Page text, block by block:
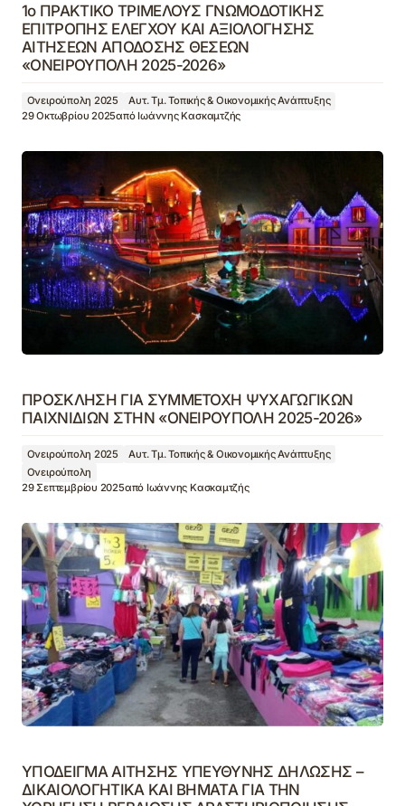
1ο ΠΡΑΚΤΙΚΟ ΤΡΙΜΕΛΟΥΣ ΓΝΩΜΟΔΟΤΙΚΗΣ
ΕΠΙΤΡΟΠΗΣ ΕΛΕΓΧΟΥ ΚΑΙ ΑΞΙΟΛΟΓΗΣΗΣ
ΑΙΤΗΣΕΩΝ ΑΠΟΔΟΣΗΣ ΘΕΣΕΩΝ
«ΟΝΕΙΡΟΥΠΟΛΗ 2025-2026»
Ονειρούπολη 2025
Αυτ. Τμ. Τοπικής & Οικονομικής Ανάπτυξης
29 Οκτωβρίου 2025από Ιωάννης Κασκαμτζής
ΠΡΟΣΚΛΗΣΗ ΓΙΑ ΣΥΜΜΕΤΟΧΗ ΨΥΧΑΓΩΓΙΚΩΝ
ΠΑΙΧΝΙΔΙΩΝ ΣΤΗΝ «ΟΝΕΙΡΟΥΠΟΛΗ 2025-2026»
Ονειρούπολη 2025
Αυτ. Τμ. Τοπικής & Οικονομικής Ανάπτυξης
Ονειρούπολη
29 Σεπτεμβρίου 2025από Ιωάννης Κασκαμτζής
ΥΠΟΔΕΙΓΜΑ ΑΙΤΗΣΗΣ ΥΠΕΥΘΥΝΗΣ ΔΗΛΩΣΗΣ –
ΔΙΚΑΙΟΛΟΓΗΤΙΚΑ ΚΑΙ ΒΗΜΑΤΑ ΓΙΑ ΤΗΝ